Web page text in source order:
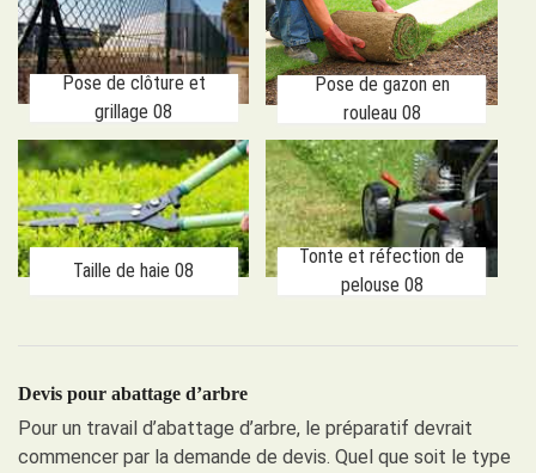
Pose de clôture et
grillage 08
Pose de gazon en
rouleau 08
Taille de haie 08
Tonte et réfection de
pelouse 08
Devis pour abattage d’arbre
Pour un travail d’abattage d’arbre, le préparatif devrait
commencer par la demande de devis. Quel que soit le type